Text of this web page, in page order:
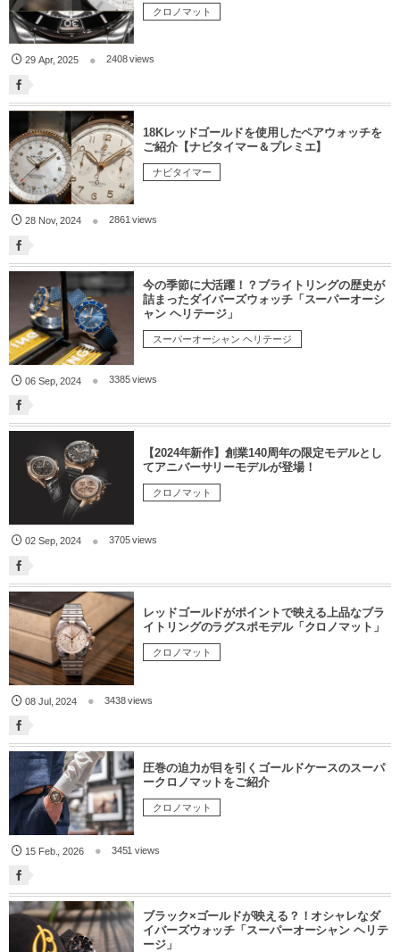
クロノマット
29 Apr,2025 2408 views
18Kレッドゴールドを使用したペアウォッチを
ご紹介【ナビタイマー＆プレミエ】
ナビタイマー
28 Nov,2024 2861 views
今の季節に大活躍！？ブライトリングの歴史が
詰まったダイバーズウォッチ「スーパーオーシ
ャン ヘリテージ」
スーパーオーシャン ヘリテージ
06 Sep,2024 3385 views
【2024年新作】創業140周年の限定モデルとし
てアニバーサリーモデルが登場！
クロノマット
02 Sep,2024 3705 views
レッドゴールドがポイントで映える上品なブラ
イトリングのラグスポモデル「クロノマット」
クロノマット
08 Jul,2024 3438 views
圧巻の迫力が目を引くゴールドケースのスーパ
ークロノマットをご紹介
クロノマット
15 Feb. ,2026 3451 views
ブラック×ゴールドが映える？！オシャレなダ
イバーズウォッチ「スーパーオーシャン ヘリテ
ージ」